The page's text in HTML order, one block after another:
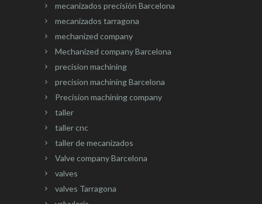
mecanizados precisión Barcelona
mecanizados tarragona
mechanized company
Mechanized company Barcelona
precision machining
precision machining Barcelona
Precision machining company
taller
taller cnc
taller de mecanizados
Valve company Barcelona
valves
valves Tarragona